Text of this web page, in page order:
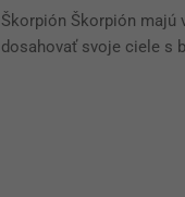
Škorpión Škorpión majú
dosahovať svoje ciele s